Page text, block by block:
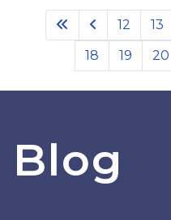
12 13
18
19 20
Blog